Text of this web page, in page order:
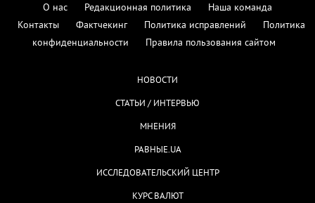
О нас Редакционная политика
Наша команда
Контакты
Фактчекинг Политика исправлений
Политика
конфиденциальности
Правила пользования сайтом
НОВОСТИ
СТАТЬИ / ИНТЕРВЬЮ
МНЕНИЯ
РАВНЫЕ.UA
ИССЛЕДОВАТЕЛЬСКИЙ ЦЕНТР
КУРС ВАЛЮТ